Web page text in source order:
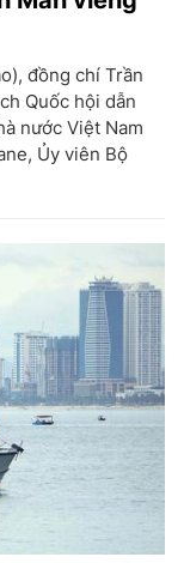
đồng chí Trần
Quốc hội dẫn
nước Việt Nam
Ủy viên Bộ